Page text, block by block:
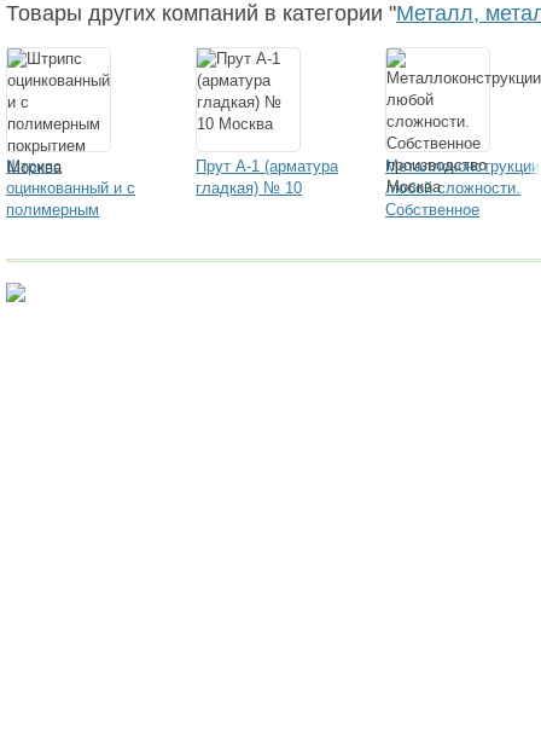
Товары других компаний в категории "Металл,
Штрипс
оцинкованный и с
полимерным
Прут А-1 (арматура
гладкая) № 10
Металлоконструкции
любой сложности.
Собственное